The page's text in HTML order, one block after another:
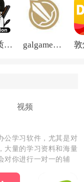
助用户学习科学种
量和质量。
章，了解农业市场
PGT画质助手旧版 galgame游戏盒子2026
视频
公学习软件，尤其是对
大量的学习资料和海量
对你进行一对一的辅